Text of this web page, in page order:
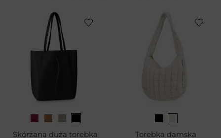
Skórzana duża torebka
Torebka damska